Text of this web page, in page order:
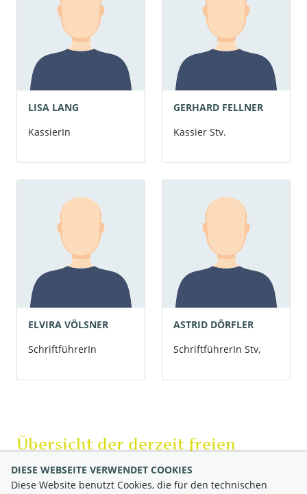
LISA LANG
KassierIn
GERHARD FELLNER
Kassier Stv.
ELVIRA VÖLSNER
SchriftführerIn
ASTRID DÖRFLER
SchriftführerIn Stv,
Übersicht der derzeit freien
DIESE WEBSEITE VERWENDET COOKIES
Diese Website benutzt Cookies, die für den technischen